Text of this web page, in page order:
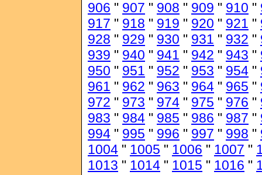
906 " 907 " 908 " 909 " 910 "
917 " 918 " 919 " 920 " 921 "
928 " 929 " 930 " 931 " 932 "
939 " 940 " 941 " 942 " 943 "
950 " 951 " 952 " 953 " 954 "
961 " 962 " 963 " 964 " 965 "
972 " 973 " 974 " 975 " 976 "
983 " 984 " 985 " 986 " 987 "
994 " 995 " 996 " 997 " 998 "
1004 " 1005 " 1006 " 1007 "
1013 " 1014 " 1015 " 1016 "